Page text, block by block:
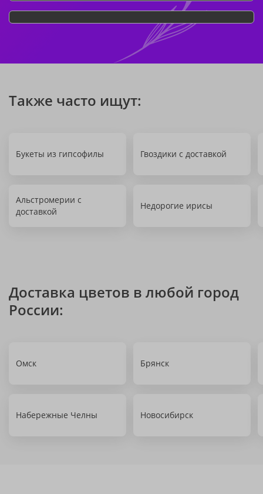
Также часто ищут:
Букеты из гипсофилы Гвоздики с доставкой
Альстромерии с
доставкой
Недорогие ирисы
Доставка цветов в любой город
России:
Омск Брянск
Набережные Челны Новосибирск